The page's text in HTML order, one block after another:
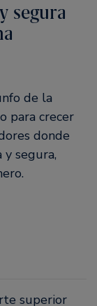
segura
de la
para crecer
donde
segura,
superior